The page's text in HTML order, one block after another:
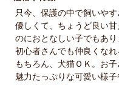
只今、保護の中で飼いやす
優しくて、ちょうど良い
のにおとなしい子でもあり
初心者さんでも仲良くなれ
もちろん、犬猫ＯＫ。お子
魅力たっぷりな可愛い様